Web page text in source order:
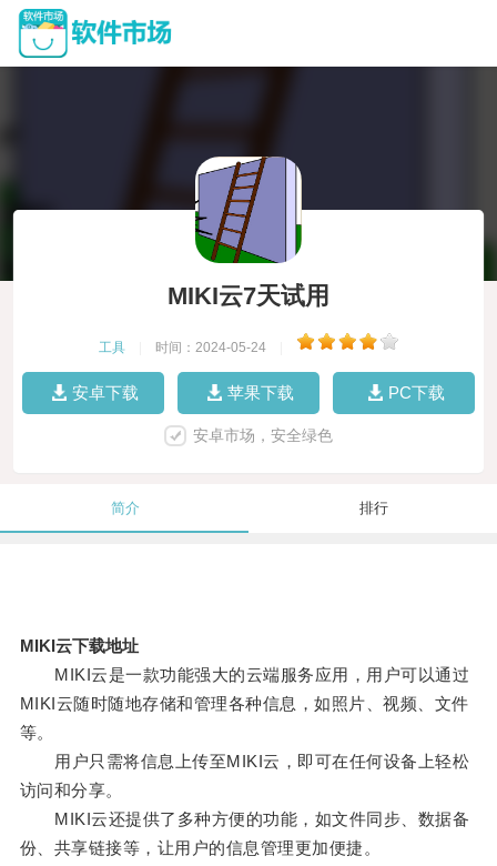
MIKI云7天试用
工具 时间：2024-05-24
安卓下载 苹果下载 PC下载
安卓市场，安全绿色
简介 排行
MIKI云下载地址
MIKI云是一款功能强大的云端服务应用，用户可以通过
MIKI云随时随地存储和管理各种信息，如照片、视频、文件
等。
用户只需将信息上传至MIKI云，即可在任何设备上轻松
访问和分享。
MIKI云还提供了多种方便的功能，如文件同步、数据备
份、共享链接等，让用户的信息管理更加便捷。